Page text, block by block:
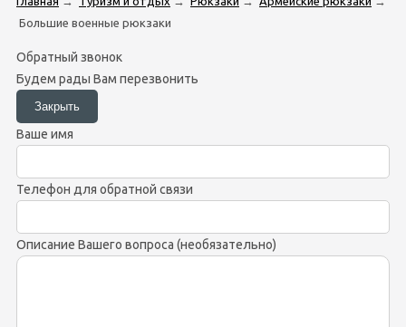
Большие военные рюкзаки
Обратный звонок
Будем рады Вам перезвонить
Ваше имя
Телефон для обратной связи
Описание Вашего вопроса (необязательно)